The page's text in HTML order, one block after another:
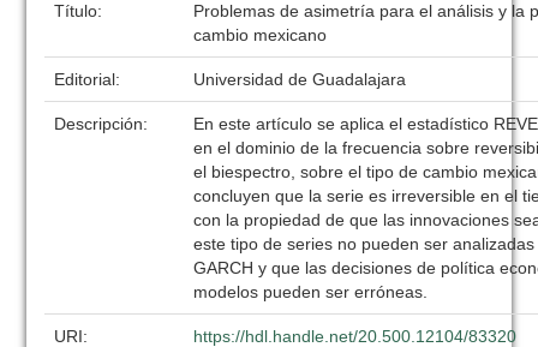
Título:
Problemas de asimetría para el análisis y la
cambio mexicano
Editorial: Universidad de Guadalajara
Descripción:
En este artículo se aplica el estadístico
en el dominio de la frecuencia sobre
el biespectro, sobre el tipo de cambio
concluyen que la serie es irreversible en el
con la propiedad de que las innovaciones
este tipo de series no pueden ser
GARCH y que las decisiones de política
modelos pueden ser erróneas.
URI: https://hdl.handle.net/20.500.12104/83320